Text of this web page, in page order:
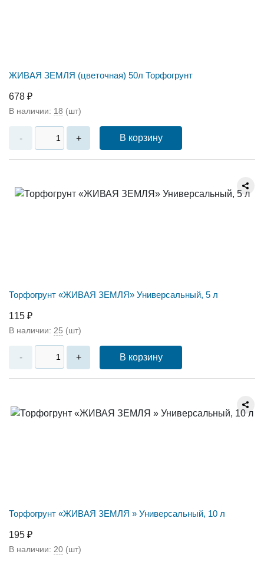
ЖИВАЯ ЗЕМЛЯ (цветочная) 50л Торфогрунт
678 ₽
В наличии: 18 (шт)
- + В корзину
Торфогрунт «ЖИВАЯ ЗЕМЛЯ» Универсальный, 5 л
115 ₽
В наличии: 25 (шт)
- + В корзину
Торфогрунт «ЖИВАЯ ЗЕМЛЯ » Универсальный, 10 л
195 ₽
В наличии: 20 (шт)